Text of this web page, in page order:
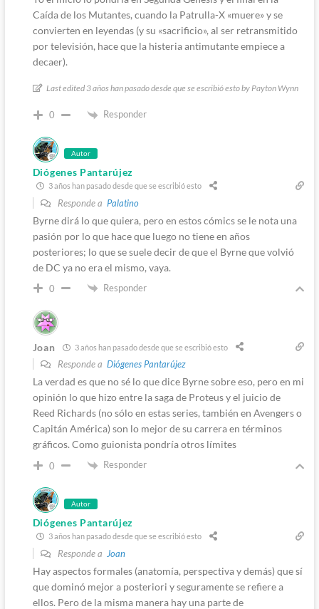
Caída de los Mutantes, cuando la Patrulla-X «muere» y se
convierten en leyendas (y su «sacrificio», al ser retransmitido
por televisión, hace que la histeria antimutante empiece a
decaer).
Last edited 3 años han pasado desde que se escribió esto by Payton Wynn
0 Responder
Autor
Diógenes Pantarújez
3 años han pasado desde que se escribió esto
Responde a Palatino
Byrne dirá lo que quiera, pero en estos cómics se le nota una
pasión por lo que hace que luego no tiene en años
posteriores; lo que se suele decir de que el Byrne que volvió
de DC ya no era el mismo, vaya.
0 Responder
Joan 3 años han pasado desde que se escribió esto
Responde a Diógenes Pantarújez
La verdad es que no sé lo que dice Byrne sobre eso, pero en mi
opinión lo que hizo entre la saga de Proteus y el juicio de
Reed Richards (no sólo en estas series, también en Avengers o
Capitán América) son lo mejor de su carrera en términos
gráficos. Como guionista pondría otros límites
0 Responder
Autor
Diógenes Pantarújez
3 años han pasado desde que se escribió esto
Responde a Joan
Hay aspectos formales (anatomía, perspectiva y demás) que sí
que dominó mejor a posteriori y seguramente se refiere a
ellos. Pero de la misma manera hay una parte de